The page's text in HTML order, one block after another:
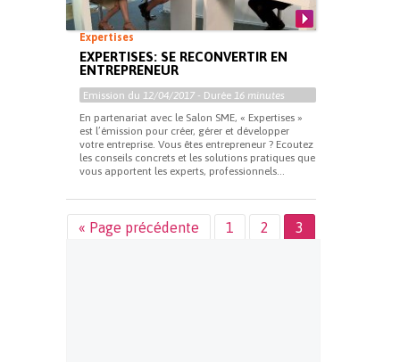
Expertises
EXPERTISES: SE RECONVERTIR EN
ENTREPRENEUR
Emission du 12/04/2017 - Durée 16 minutes
En partenariat avec le Salon SME, « Expertises »
est l’émission pour créer, gérer et développer
votre entreprise. Vous êtes entrepreneur ? Ecoutez
les conseils concrets et les solutions pratiques que
vous apportent les experts, professionnels...
« Page précédente 1 2 3